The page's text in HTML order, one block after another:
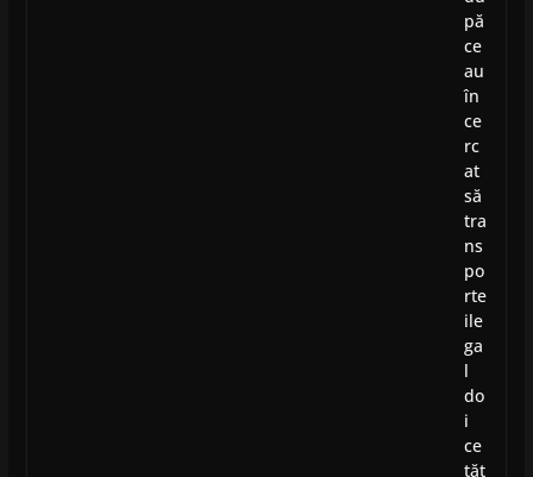
pă
ce
au
în
ce
rc
at
să
tra
ns
po
rte
ile
ga
l
do
i
ce
tăț